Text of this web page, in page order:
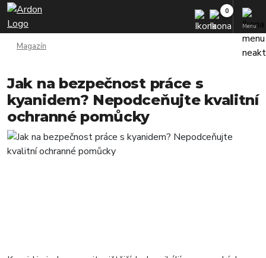
Menu
Magazín
Jak na bezpečnost práce s
kyanidem? Nepodceňujte kvalitní
ochranné pomůcky